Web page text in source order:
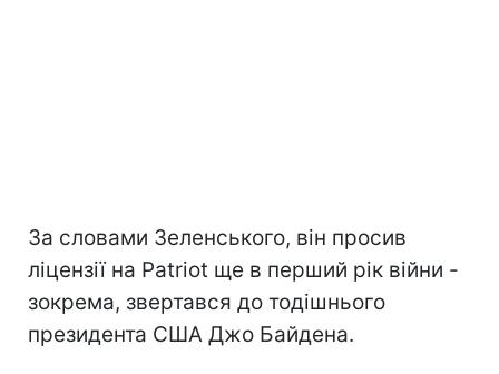
За словами Зеленського, він просив
ліцензії на Patriot ще в перший рік війни -
зокрема, звертався до тодішнього
президента США Джо Байдена.